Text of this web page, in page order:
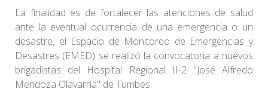
La finalidad es de fortalecer las atenciones de salud
ante la eventual ocurrencia de una emergencia o un
desastre, el Espacio de Monitoreo de Emergencias y
Desastres (EMED) se realizó la convocatoria a nuevos
brigadistas del Hospital Regional II-2 "José Alfredo
Mendoza Olavarría" de Tumbes.